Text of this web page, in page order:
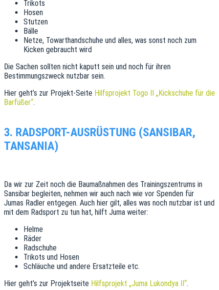
Trikots
Hosen
Stutzen
Bälle
Netze, Towarthandschuhe und alles, was sonst noch zum
Kicken gebraucht wird
Die Sachen sollten nicht kaputt sein und noch für ihren
Bestimmungszweck nutzbar sein.
Hier geht’s zur Projekt-Seite Hilfsprojekt Togo II „Kickschuhe für die
Barfüßer“.
3. RADSPORT-AUSRÜSTUNG (SANSIBAR,
TANSANIA)
Da wir zur Zeit noch die Baumaßnahmen des Trainingszentrums in
Sansibar begleiten, nehmen wir auch nach wie vor Spenden für
Jumas Radler entgegen. Auch hier gilt, alles was noch nutzbar ist und
mit dem Radsport zu tun hat, hilft Juma weiter:
Helme
Räder
Radschuhe
Trikots und Hosen
Schläuche und andere Ersatzteile etc.
Hier geht’s zur Projektseite Hilfsprojekt „Juma Lukondya II“.